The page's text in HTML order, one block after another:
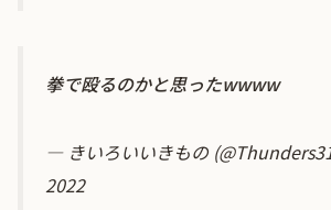
拳で殴るのかと思ったwwww
— きいろいいきもの
2022